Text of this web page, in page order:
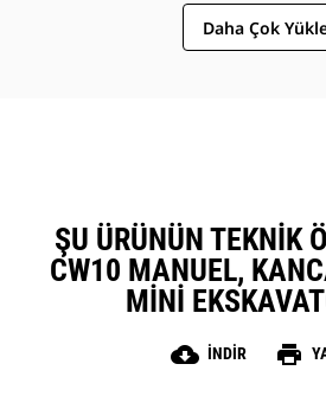
Daha Çok
ŞU ÜRÜNÜN TEKNIK
CW10 MANUEL,
MINI
cloud_download İNDIR print